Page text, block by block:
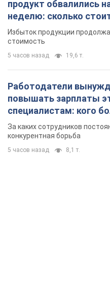
продукт обвалились
неделю: сколько
Избыток продукции
стоимость
5 часов назад 19,6 т.
Работодатели
повышать зарплаты
специалистам: кого
не хватает на рынке
За каких сотрудников
конкурентная борьба
5 часов назад 8,1 т.